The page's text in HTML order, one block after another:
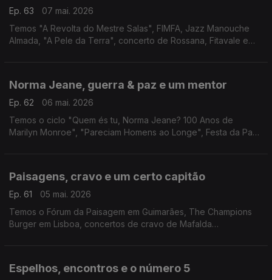
Ep. 63
07 mai. 2026
Temos "A Revolta do Mestre Salas", FIMFA, Jazz Manouche
Almada, "A Pele da Terra", concerto de Rossana, Fitavale e
Norma Jeane, guerra & paz e um mentor
Ep. 62
06 mai. 2026
Temos o ciclo "Quem és tu, Norma Jeane? 100 Anos de
Marilyn Monroe", "Pareciam Homens ao Longe", Festa da Paz
Paisagens, cravo e um certo capitão
Ep. 61
05 mai. 2026
Temos o Fórum da Paisagem em Guimarães, The Champions
Burger em Lisboa, concertos de cravo de Mafalda
Espelhos, encontros e o número 5